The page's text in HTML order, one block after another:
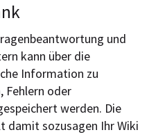
und
kann über die
Information zu
Fehlern oder
werden. Die
damit sozusagen Ihr Wiki